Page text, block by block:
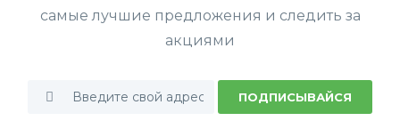
самые лучшие предложения и следить за
акциями
ПОДПИСЫВАЙСЯ